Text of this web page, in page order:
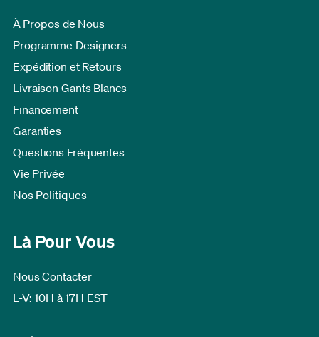
À Propos de Nous
Programme Designers
Expédition et Retours
Livraison Gants Blancs
Financement
Garanties
Questions Fréquentes
Vie Privée
Nos Politiques
Là Pour Vous
Nous Contacter
L-V: 10H à 17H EST